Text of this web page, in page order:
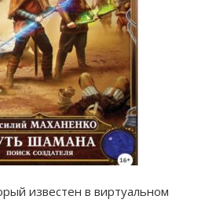
известен в виртуальном